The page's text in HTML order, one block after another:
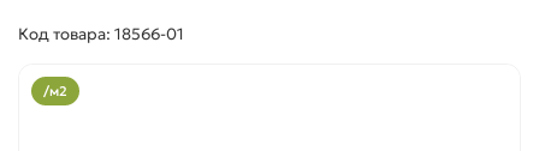
Код товара: 18566-01
/м2